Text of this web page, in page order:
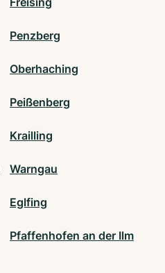
Penzberg
Oberhaching
Peißenberg
Krailling
Warngau
Eglfing
Pfaffenhofen an der Ilm